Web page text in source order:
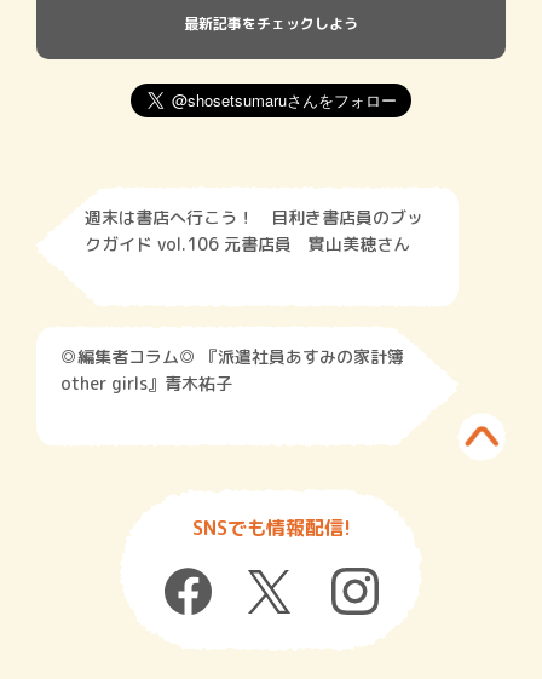
最新記事をチェックしよう
週末は書店へ行こう！ 目利き書店員のブッ
クガイド vol.106 元書店員 實山美穂さん
◎編集者コラム◎ 『派遣社員あすみの家計簿
other girls』青木祐子
SNSでも情報配信!